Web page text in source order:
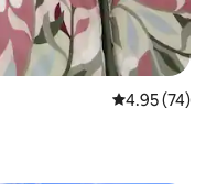
คะแนนเฉลี่ย
4.95 (74)